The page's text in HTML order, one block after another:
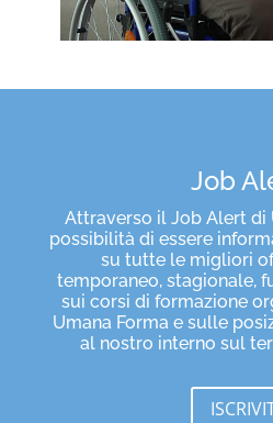
Job
Attraverso il Job Alert di
possibilità di essere
su tutte le migliori
temporaneo, stagionale,
sui corsi di formazione
Umana Forma e sulle
al nostro interno sul